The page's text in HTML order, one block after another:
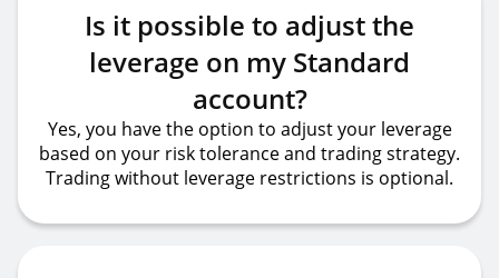
Is it possible to adjust the
leverage on my Standard
account?
Yes, you have the option to adjust your leverage
based on your risk tolerance and trading strategy.
Trading without leverage restrictions is optional.